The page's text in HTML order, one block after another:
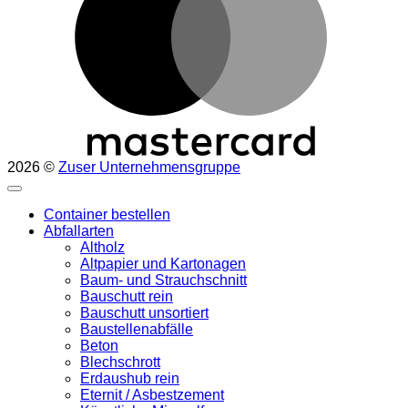
2026 © Zuser Unternehmensgruppe
Container bestellen
Abfallarten
Altholz
Altpapier und Kartonagen
Baum- und Strauchschnitt
Bauschutt rein
Bauschutt unsortiert
Baustellenabfälle
Beton
Blechschrott
Erdaushub rein
Eternit / Asbestzement